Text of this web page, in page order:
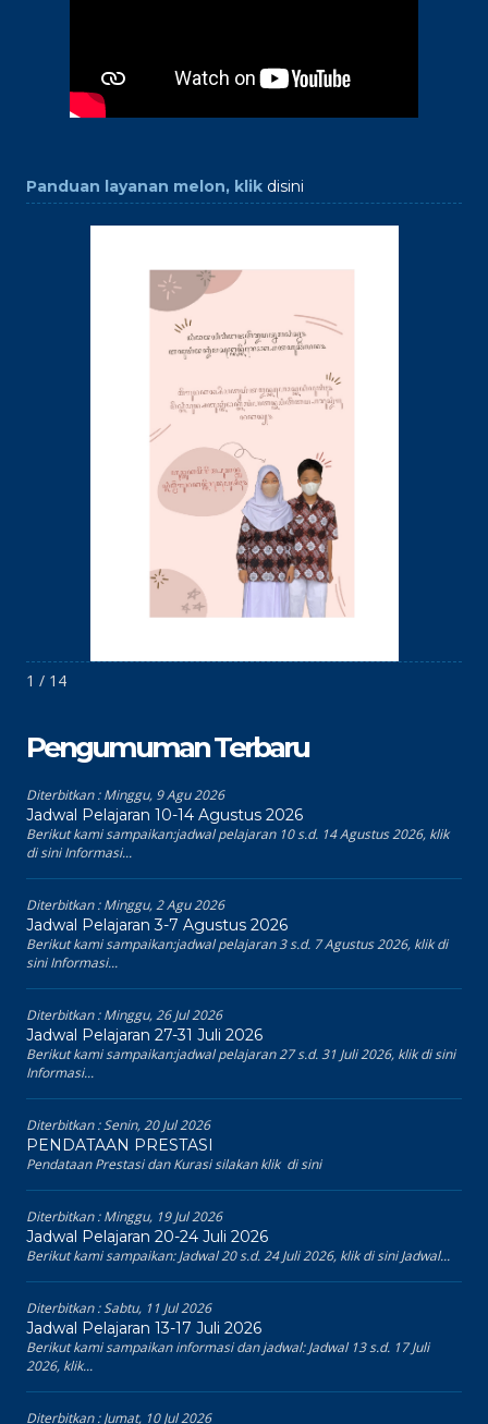
Panduan layanan melon, klik disini
1 / 14
Pengumuman Terbaru
Diterbitkan :Minggu, 9 Agu 2026
Jadwal Pelajaran 10-14 Agustus 2026
Berikut kami sampaikan:jadwal pelajaran 10 s.d. 14 Agustus 2026, klik
di sini Informasi...
Diterbitkan :Minggu, 2 Agu 2026
Jadwal Pelajaran 3-7 Agustus 2026
Berikut kami sampaikan:jadwal pelajaran 3 s.d. 7 Agustus 2026, klik di
sini Informasi...
Diterbitkan :Minggu, 26 Jul 2026
Jadwal Pelajaran 27-31 Juli 2026
Berikut kami sampaikan:jadwal pelajaran 27 s.d. 31 Juli 2026, klik di sini
Informasi...
Diterbitkan :Senin, 20 Jul 2026
PENDATAAN PRESTASI
Pendataan Prestasi dan Kurasi silakan klik di sini
Diterbitkan :Minggu, 19 Jul 2026
Jadwal Pelajaran 20-24 Juli 2026
Berikut kami sampaikan: Jadwal 20 s.d. 24 Juli 2026, klik di sini Jadwal...
Diterbitkan :Sabtu, 11 Jul 2026
Jadwal Pelajaran 13-17 Juli 2026
Berikut kami sampaikan informasi dan jadwal: Jadwal 13 s.d. 17 Juli
2026, klik...
Diterbitkan :Jumat, 10 Jul 2026